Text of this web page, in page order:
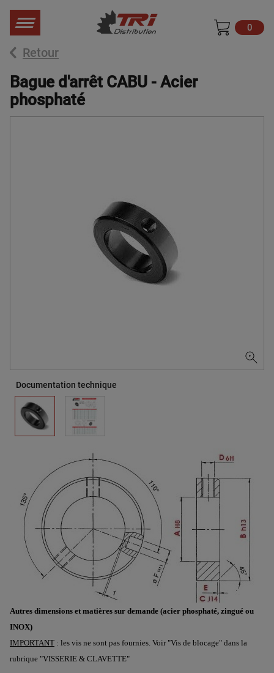
0
Retour
Bague d'arrêt CABU - Acier
phosphaté
Documentation technique
Autres dimensions et matières sur demande (acier phosphaté, zingué ou
INOX)
IMPORTANT : les vis ne sont pas fournies. Voir "Vis de blocage" dans la
rubrique "VISSERIE & CLAVETTE"